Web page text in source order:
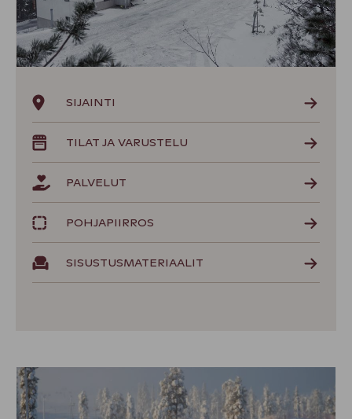
SIJAINTI
TILAT JA VARUSTELU
PALVELUT
POHJAPIIRROS
SISUSTUSMATERIAALIT